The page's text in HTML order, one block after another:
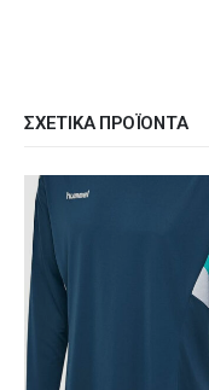
ΣΧΕΤΙΚΆ ΠΡΟΪΌΝΤΑ